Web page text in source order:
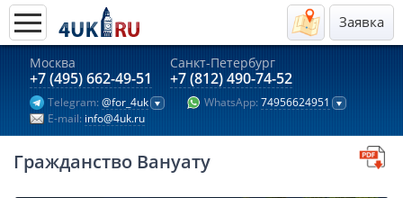
Заявка
Москва
+7 (495) 662-49-51
Санкт-Петербург
+7 (812) 490-74-52
Telegram: @for_4uk WhatsApp: 74956624951
E-mail: info@4uk.ru
Актуальные предложения 2026
Компании в Гонконге
Английские компании LTD
Киргизия (компания и счёт)
Гражданство Вануату